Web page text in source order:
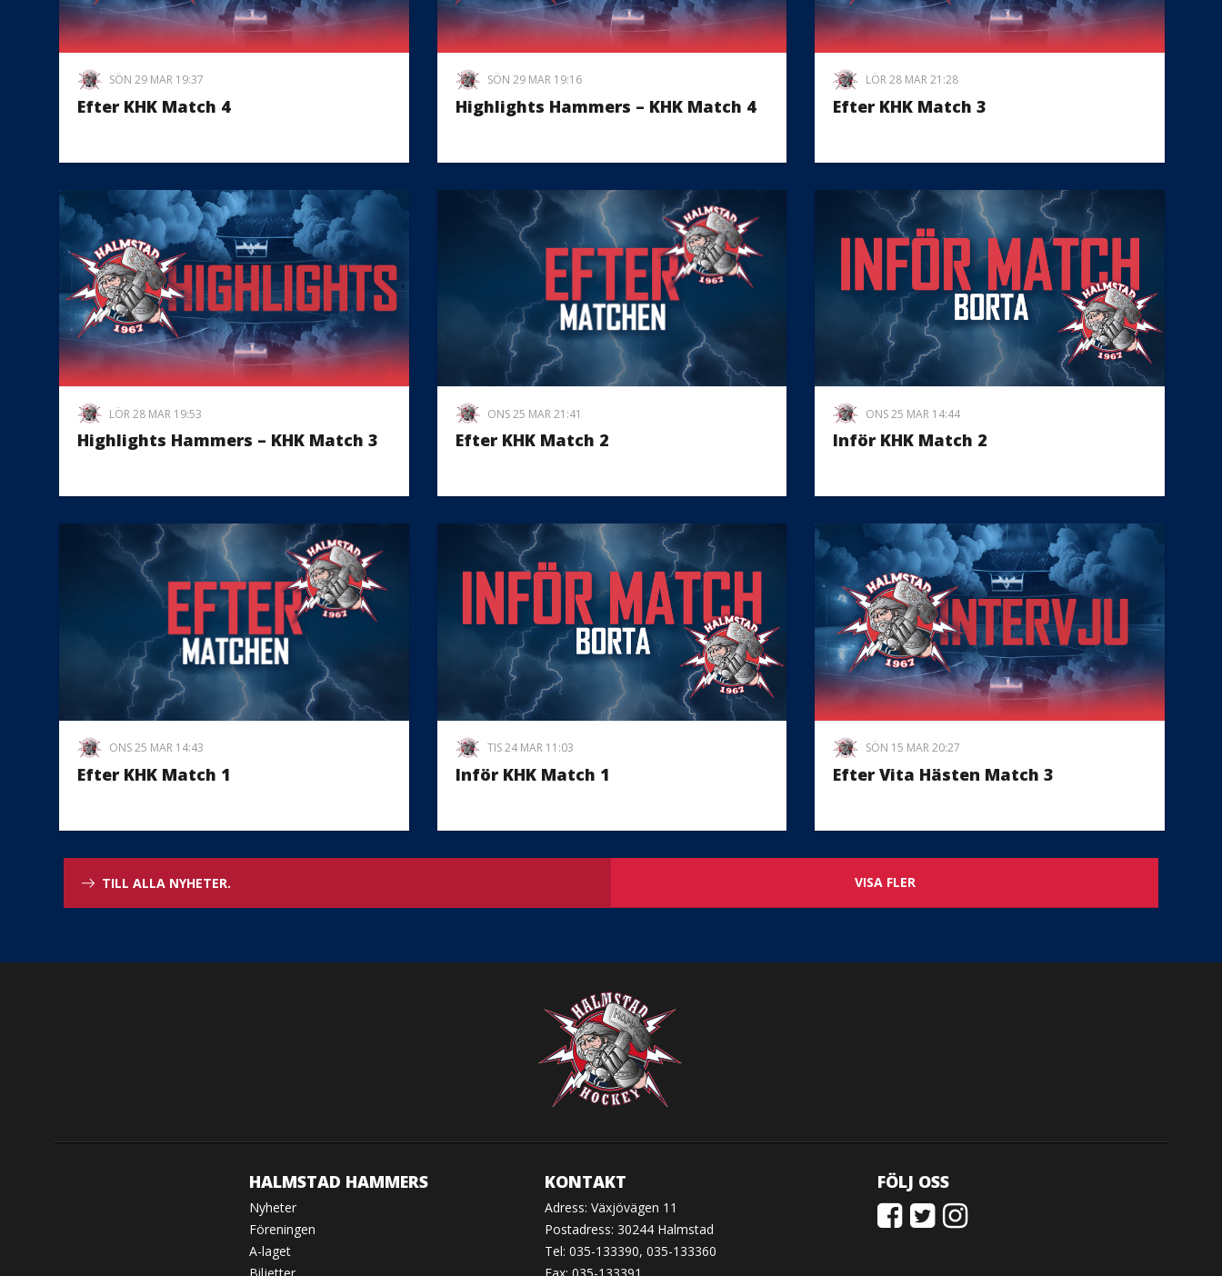
SÖN 29 MAR 19:37
Efter KHK Match 4
SÖN 29 MAR 19:16
Highlights Hammers – KHK Match 4
LÖR 28 MAR 21:28
Efter KHK Match 3
LÖR 28 MAR 19:53
Highlights Hammers – KHK Match 3
ONS 25 MAR 21:41
Efter KHK Match 2
ONS 25 MAR 14:44
Inför KHK Match 2
ONS 25 MAR 14:43
Efter KHK Match 1
TIS 24 MAR 11:03
Inför KHK Match 1
SÖN 15 MAR 20:27
Efter Vita Hästen Match 3
VISA FLER
TILL ALLA NYHETER.
HALMSTAD HAMMERS
Nyheter
Föreningen
A-laget
Biljetter
KONTAKT
Adress: Växjövägen 11
Postadress: 30244 Halmstad
Tel: 035-133390, 035-133360
Fax: 035-133391
FÖLJ OSS